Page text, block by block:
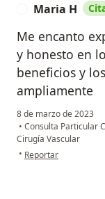
Maria H
Me encanto
y honesto en
beneficios y
ampliamente
8 de marzo de 2023
• Consulta Particular
Cirugía Vascular
• en opinión del
Reportar